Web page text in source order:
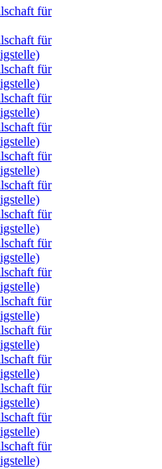
für
für
für
für
für
für
für
für
für
für
für
für
für
für
für
für